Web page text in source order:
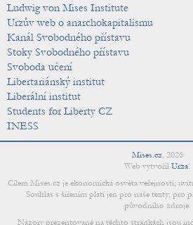
Ludwig von Mises Institute
Urzův web o anarchokapitalismu
Kanál Svobodného přístavu
Stoky Svobodného přístavu
Svoboda učení
Libertariánský institut
Liberální institut
Students for Liberty CZ
INESS
Mises.cz, 2026
Web vytvořil Urza.
Cílem Mises.cz je ekonomická osvěta veřejnosti;
Souhlas s šířením platí jen pro naše texty; pro
původního zdroje.
Názory prezentované na těchto stránkách jsou